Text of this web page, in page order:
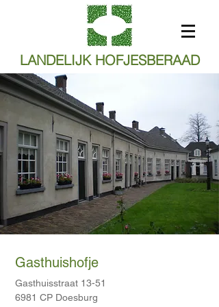
LANDELIJK HOFJESBERAAD
Gasthuisstraat 13-51
6981 CP Doesburg
Gasthuishofje